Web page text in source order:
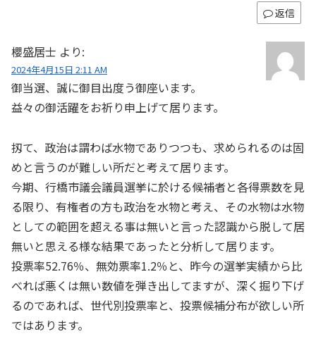
返信
櫻盛居士 より:
2024年4月15日 2:11 AM
御当選、誠に御目出度う御座います。
益々の御活躍をお祈り申上げて居ります。
扨て、政治は謂わば水物でありつつも、求められるのは固
めと言うのが難しい所だと考えて居ります。
今期、行橋市議会議員選挙に於ける候補者と各得票数を見
る限り、有権者の方も政治を水物と考え、その水物は水物
としての範囲を超える事は無いと言った認識から脱して居
無いと思える様な結果であったと分析して居ります。
投票率52.76％、無効票率1.2％と、昨今の選挙実績から比
べれば悪くは無い数値を弾き出してますが、深く掘り下げ
るのであれば、世代別投票率と、投票候補分布が欲しい所
ではあります。